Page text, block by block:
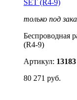
SET (R4-9)
только под
Беспроводная
(R4-9)
Артикул: 13183
80 271 руб.